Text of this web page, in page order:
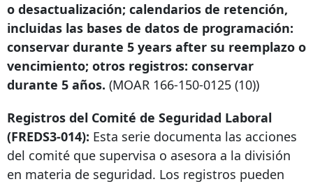
o desactualización; calendarios de retención,
incluidas las bases de datos de programación:
conservar durante 5 years after su reemplazo o
vencimiento; otros registros: conservar
durante 5 años. (MOAR 166-150-0125 (10))
Registros del Comité de Seguridad Laboral
(FREDS3-014): Esta serie documenta las acciones
del comité que supervisa o asesora a la división
en materia de seguridad. Los registros pueden